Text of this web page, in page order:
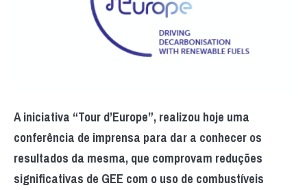
A iniciativa “Tour d’Europe”, realizou hoje uma
conferência de imprensa para dar a conhecer os
resultados da mesma, que comprovam reduções
significativas de GEE com o uso de combustíveis